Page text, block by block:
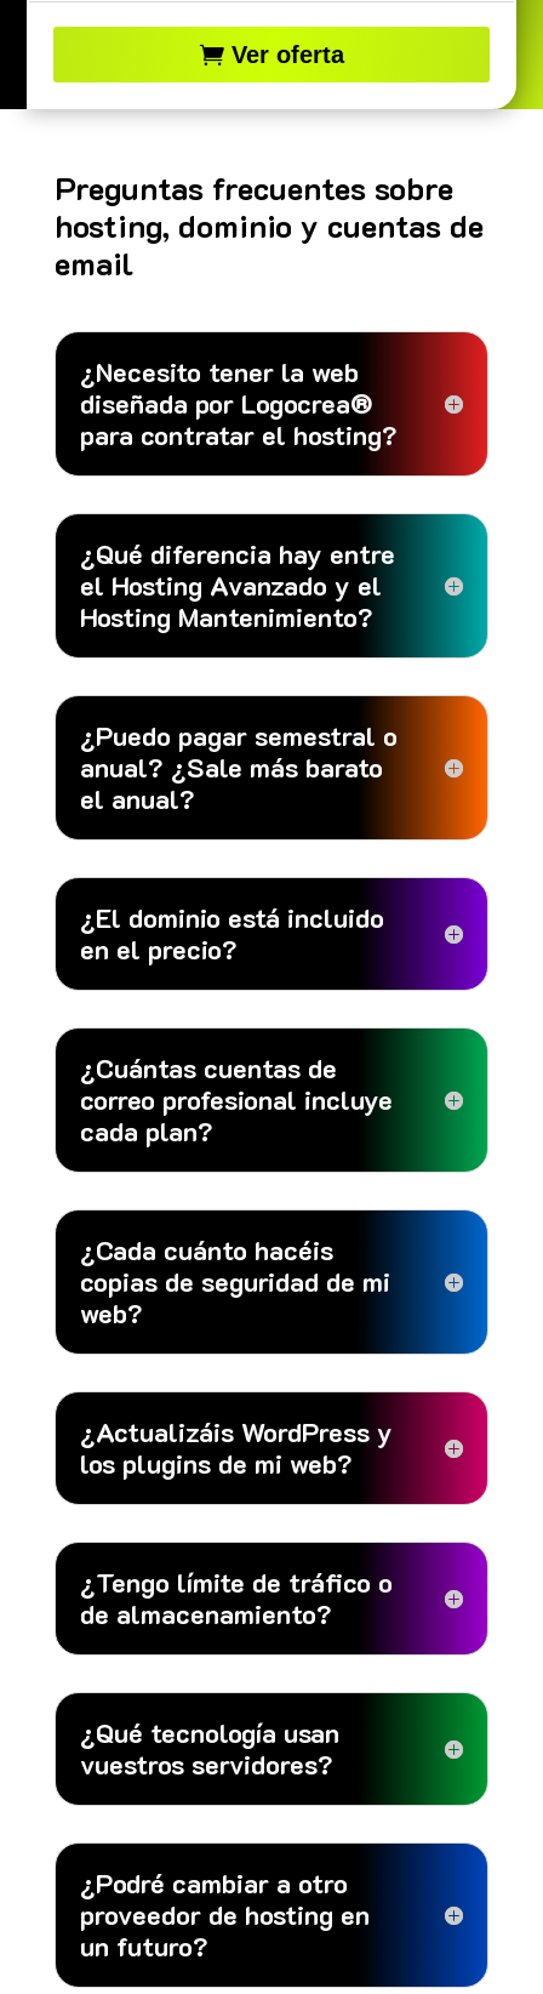
Ver oferta
Preguntas frecuentes sobre
hosting, dominio y cuentas de
email
¿Necesito tener la web
diseñada por Logocrea®
para contratar el hosting?
¿Qué diferencia hay entre
el Hosting Avanzado y el
Hosting Mantenimiento?
¿Puedo pagar semestral o
anual? ¿Sale más barato
el anual?
¿El dominio está incluido
en el precio?
¿Cuántas cuentas de
correo profesional incluye
cada plan?
¿Cada cuánto hacéis
copias de seguridad de mi
web?
¿Actualizáis WordPress y
los plugins de mi web?
¿Tengo límite de tráfico o
de almacenamiento?
¿Qué tecnología usan
vuestros servidores?
¿Podré cambiar a otro
proveedor de hosting en
un futuro?